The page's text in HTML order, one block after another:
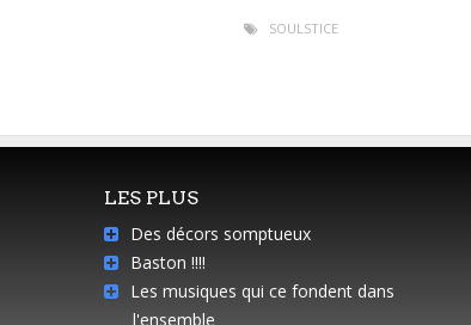
SOULSTICE
LES PLUS
Des décors somptueux
Baston !!!!
Les musiques qui ce fondent dans
l'ensemble